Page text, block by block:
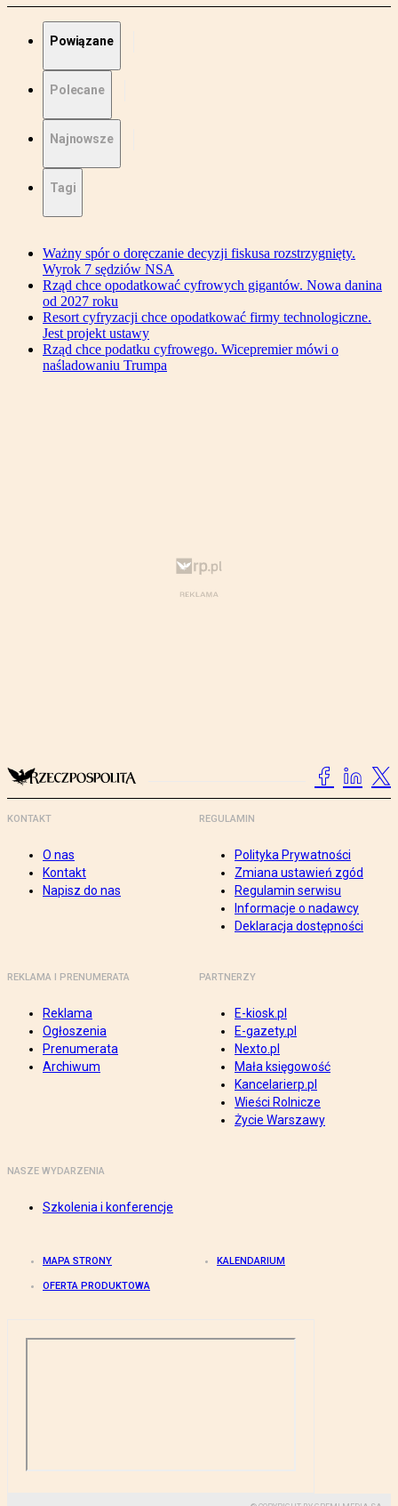
Powiązane
Polecane
Najnowsze
Tagi
Ważny spór o doręczanie decyzji fiskusa rozstrzygnięty.
Wyrok 7 sędziów NSA
Rząd chce opodatkować cyfrowych gigantów. Nowa danina
od 2027 roku
Resort cyfryzacji chce opodatkować firmy technologiczne.
Jest projekt ustawy
Rząd chce podatku cyfrowego. Wicepremier mówi o
naśladowaniu Trumpa
KONTAKT
O nas
Kontakt
Napisz do nas
REGULAMIN
Polityka Prywatności
Zmiana ustawień zgód
Regulamin serwisu
Informacje o nadawcy
Deklaracja dostępności
REKLAMA I PRENUMERATA
Reklama
Ogłoszenia
Prenumerata
Archiwum
PARTNERZY
E-kiosk.pl
E-gazety.pl
Nexto.pl
Mała księgowość
Kancelarierp.pl
Wieści Rolnicze
Życie Warszawy
NASZE WYDARZENIA
Szkolenia i konferencje
MAPA STRONY KALENDARIUM
OFERTA PRODUKTOWA